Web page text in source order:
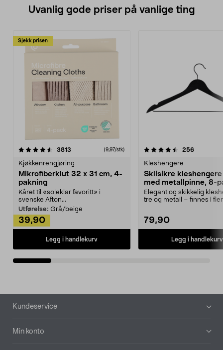
Uvanlig gode priser på vanlige ting
Sjekk prisen
3813 anmeldelser(9,97/stk)
Kjøkkenrengjøring
Mikrofiberklut 32 x 31 cm, 4-
pakning
Kåret til «soleklar favoritt» i
svenske Afton...
Utførelse: Grå/beige
39,90
Legg i handlekurv
4.5av 5 stjerner 256
Kleshengere
Sklisikre
med metallpinne, 8-
Elegant og skikkelig
tre og metall – finnes i
79,90
Legg i handlekurv
4.5av 5 stjerner
Bunntekst
Kundeservice
Min konto